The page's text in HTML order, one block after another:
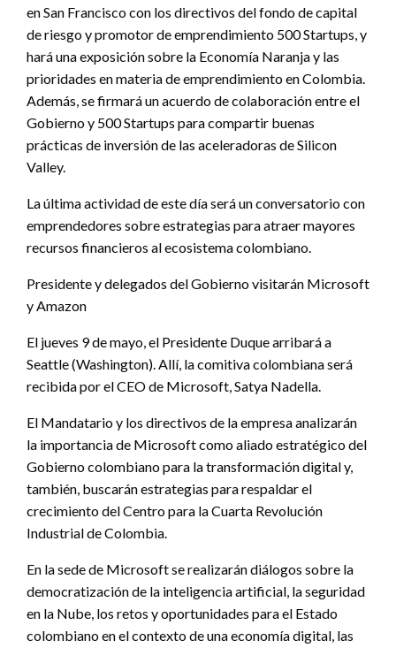
en San Francisco con los directivos del fondo de capital
de riesgo y promotor de emprendimiento 500 Startups, y
hará una exposición sobre la Economía Naranja y las
prioridades en materia de emprendimiento en Colombia.
Además, se firmará un acuerdo de colaboración entre el
Gobierno y 500 Startups para compartir buenas
prácticas de inversión de las aceleradoras de Silicon
Valley.
La última actividad de este día será un conversatorio con
emprendedores sobre estrategias para atraer mayores
recursos financieros al ecosistema colombiano.
Presidente y delegados del Gobierno visitarán Microsoft
y Amazon
El jueves 9 de mayo, el Presidente Duque arribará a
Seattle (Washington). Allí, la comitiva colombiana será
recibida por el CEO de Microsoft, Satya Nadella.
El Mandatario y los directivos de la empresa analizarán
la importancia de Microsoft como aliado estratégico del
Gobierno colombiano para la transformación digital y,
también, buscarán estrategias para respaldar el
crecimiento del Centro para la Cuarta Revolución
Industrial de Colombia.
En la sede de Microsoft se realizarán diálogos sobre la
democratización de la inteligencia artificial, la seguridad
en la Nube, los retos y oportunidades para el Estado
colombiano en el contexto de una economía digital, las